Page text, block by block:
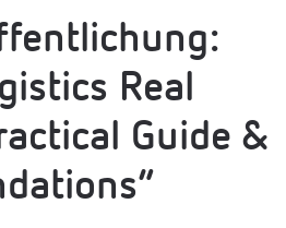
FENT­
LI­
CHUNG:
„ESG
IN
STICS
REAL
–
Real
Guide &